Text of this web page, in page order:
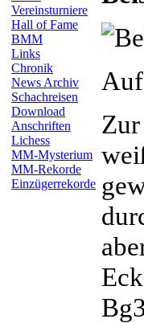
Vereinsturniere
Hall of Fame
BMM
Links
Chronik
News Archiv
Schachreisen
Download
Anschriften
Lichess
MM-Mysterium
MM-Rekorde
Einzügerrekorde
Zur